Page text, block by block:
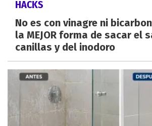
HACKS
No es con vinagre ni
la MEJOR forma de sacar el
canillas y del inodoro